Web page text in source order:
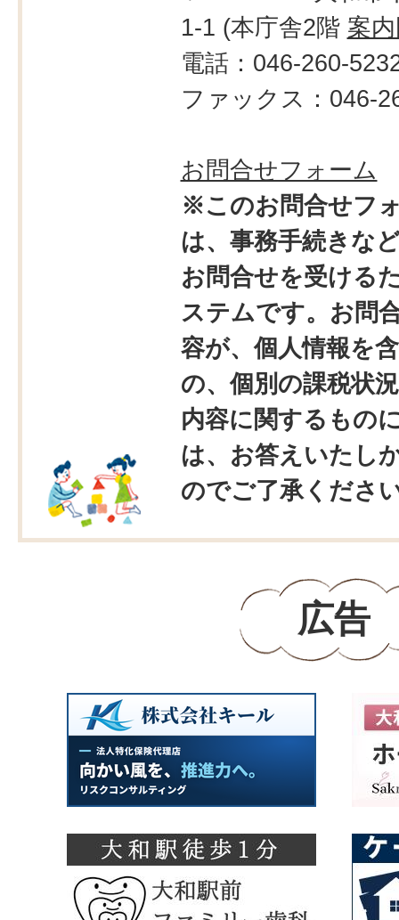
1-1 (本庁舎2階 案
電話：046-260-
ファックス：046-
お問合せフォーム
※このお問合せフ
は、事務手続きな
お問合せを受ける
ステムです。お問
容が、個人情報を
の、個別の課税状
内容に関するもの
は、お答えいたし
のでご了承くださ
広告